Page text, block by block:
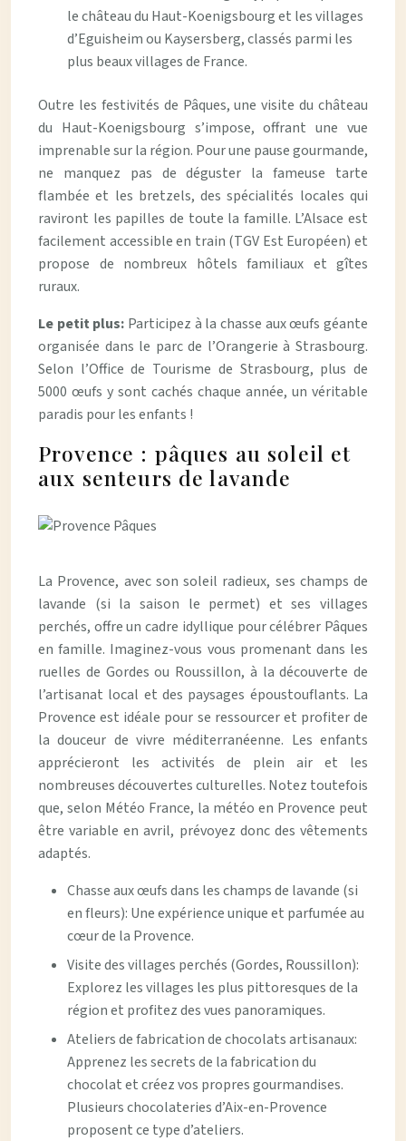
le château du Haut-Koenigsbourg et les villages
d’Eguisheim ou Kaysersberg, classés parmi les
plus beaux villages de France.
Outre les festivités de Pâques, une visite du château
du Haut-Koenigsbourg s’impose, offrant une vue
imprenable sur la région. Pour une pause gourmande,
ne manquez pas de déguster la fameuse tarte
flambée et les bretzels, des spécialités locales qui
raviront les papilles de toute la famille. L’Alsace est
facilement accessible en train (TGV Est Européen) et
propose de nombreux hôtels familiaux et gîtes
ruraux.
Le petit plus: Participez à la chasse aux œufs géante
organisée dans le parc de l’Orangerie à Strasbourg.
Selon l’Office de Tourisme de Strasbourg, plus de
5000 œufs y sont cachés chaque année, un véritable
paradis pour les enfants !
Provence : pâques au soleil et
aux senteurs de lavande
La Provence, avec son soleil radieux, ses champs de
lavande (si la saison le permet) et ses villages
perchés, offre un cadre idyllique pour célébrer Pâques
en famille. Imaginez-vous vous promenant dans les
ruelles de Gordes ou Roussillon, à la découverte de
l’artisanat local et des paysages époustouflants. La
Provence est idéale pour se ressourcer et profiter de
la douceur de vivre méditerranéenne. Les enfants
apprécieront les activités de plein air et les
nombreuses découvertes culturelles. Notez toutefois
que, selon Météo France, la météo en Provence peut
être variable en avril, prévoyez donc des vêtements
adaptés.
Chasse aux œufs dans les champs de lavande (si
en fleurs): Une expérience unique et parfumée au
cœur de la Provence.
Visite des villages perchés (Gordes, Roussillon):
Explorez les villages les plus pittoresques de la
région et profitez des vues panoramiques.
Ateliers de fabrication de chocolats artisanaux:
Apprenez les secrets de la fabrication du
chocolat et créez vos propres gourmandises.
Plusieurs chocolateries d’Aix-en-Provence
proposent ce type d’ateliers.